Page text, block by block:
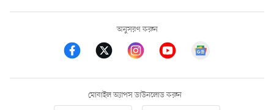
অনুসরণ করুন
মোবাইল অ্যাপস ডাউনলোড করুন